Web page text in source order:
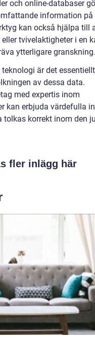
och online-databaser
information på
kan också hjälpa till
tvivelaktigheter i en
ytterligare granskning.
är det
av dessa data.
med expertis inom
kan erbjuda värdefulla
tolkas korrekt inom den
fler inlägg här